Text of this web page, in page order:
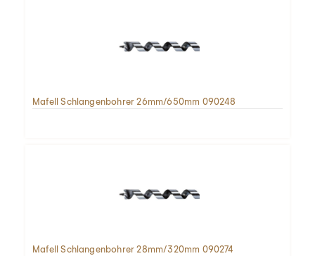
Mafell Schlangenbohrer 26mm/650mm 090248
Mafell Schlangenbohrer 28mm/320mm 090274